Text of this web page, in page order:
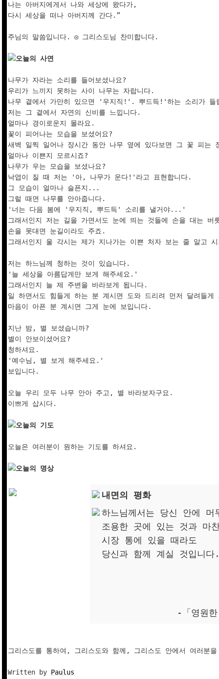
나는 아버지에게서 나와 세상에 왔다가,
다시 세상을 떠나 아버지께 간다.”
주님의 말씀입니다. ◎ 그리스도님 찬미합니다.
오늘의 사연
나무가 자라는 소리를 들어보셨나요?
우리가 느끼지 못하는 사이 나무는 자랍니다.
나무 곁에서 가만히 있으면 '우지직!'. 뿌드득!'하는 소리가 들
저는 그 곁에서 자연의 신비를 느낍니다.
얼마나 경이로운지 몰라요.
꽃이 피어나는 모습을 보셨어요?
새벽 일찍 일어나 장시간 동안 나무 옆에 있다보면 그 꽃 피는
얼마나 이쁜지 모르시죠?
나무가 우는 모습을 보셨나요?
낙엽이 질 때 저는 '아, 나무가 운다!'라고 표현합니다.
그 모습이 얼마나 슬픈지...
그럴 때면 나무를 안아줍니다.
'너는 다음 봄에 '우지직, 뿌드득' 소리를 낼거야...'
그래서인지 저는 길을 가면서도 눈에 띄는 것들에 손을 대는 버
손을 못대면 눈길이라도 주죠.
그래서인지 울 각시는 제가 지나가는 이쁜 처자 보는 줄 알고
저는 하느님께 청하는 것이 있습니다.
'늘 세상을 아름답게만 보게 해주세요.'
그래서인지 늘 제 주변을 바라보게 됩니다.
일 하면서도 힘들게 하는 분 계시면 도와 드리려 먼저 달려들게
마음이 아픈 분 계시면 그게 눈에 보입니다.
지난 밤, 별 보셨습니까?
별이 안보이셨어요?
청하셔요.
'예수님, 별 보게 해주세요.'
보입니다.
오늘 우리 모두 나무 안아 주고, 별 바라보자구요.
이쁘게 삽시다.
오늘의 기도
오늘은 여러분이 원하는 기도를 하셔요.
오늘의 명상
내면의 평화
하느님께서는 당신 안에 머
조용한 곳에 있는 것과 마
시장 통에 있을 때라도
당신과 함께 계실 것입니다
-「영원
그리스도를 통하여, 그리스도와 함께, 그리스도 안에서 여러분
Written by Paulus